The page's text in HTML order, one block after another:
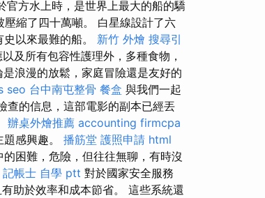
方水上時，是世界上最大的船的驕
縮了四十萬噸。 白星線設計了六
以來最難的船。 新竹 外燴 搜尋引
及所有包容性護理外，多種食物，
是浪漫的放鬆，家庭冒險還是友好的
seo 台中南屯整骨 餐盒 與我們一起
查的信息，這部電影的副本已經丟
辦桌外燴推薦 accounting firmcpa
感興趣。 播筋堂 護照申請 html
困難，危險，但往往無聊，有時沒
記帳士 自學 ptt 對於國家安全服務
助於效率和成本節省。 這些系統還